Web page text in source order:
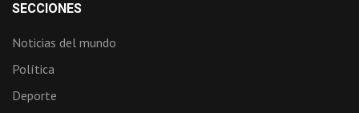
SECCIONES
Noticias del mundo
Política
Deporte